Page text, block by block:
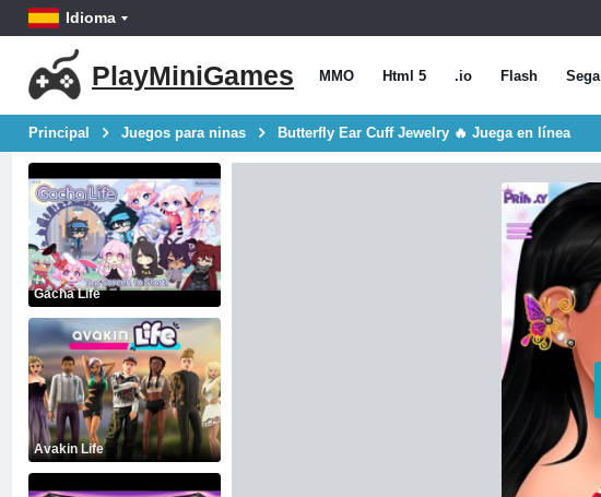
Idioma
PlayMiniGames MMO Html 5 .io Flash Sega
Principal Juegos para ninas Butterfly Ear Cuff Jewelry 🔥 Juega en línea
Gacha Life
Avakin Life